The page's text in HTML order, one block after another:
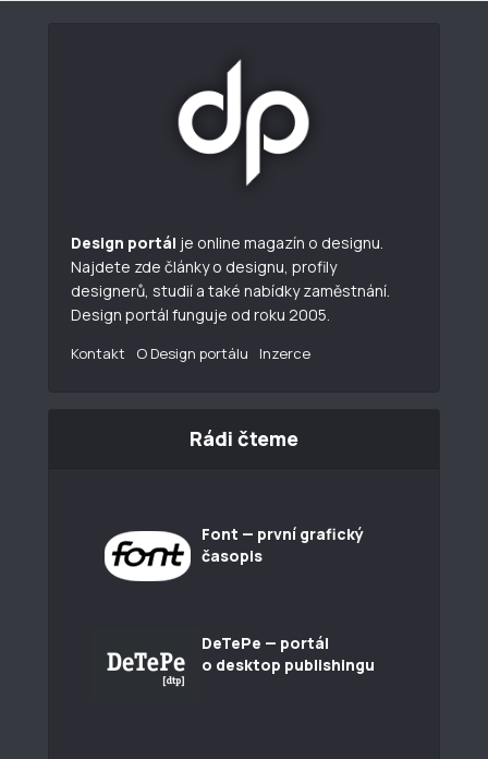
Design portál je online magazín o designu.
Najdete zde články o designu, profily
designerů, studií a také nabídky zaměstnání.
Design portál funguje od roku 2005.
Kontakt O Design portálu Inzerce
Rádi čteme
Font — první grafický
časopis
DeTePe — portál
o desktop publishingu